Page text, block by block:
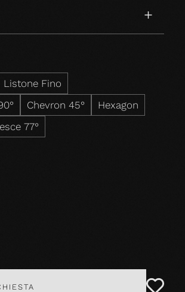
Listone Fino
Chevron 45°
Hexagon
77°